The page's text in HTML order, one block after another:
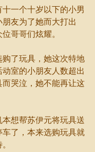
一个十岁以下的小男
友为了她而大打出
哥哥们炫耀。
了玩具，她这次特地
室的小朋友人数超出
哭泣，她不能再让这
想帮苏伊元将玩具送
车了，本来选购玩具就